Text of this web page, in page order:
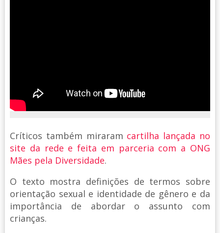
Críticos também miraram cartilha lançada no
site da rede e feita em parceria com a ONG
Mães pela Diversidade.
O texto mostra definições de termos sobre
orientação sexual e identidade de gênero e da
importância de abordar o assunto com
crianças.